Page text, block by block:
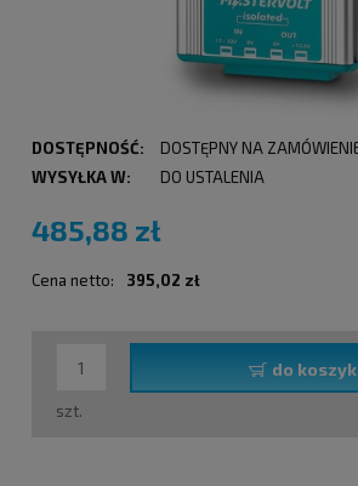
DOSTĘPNOŚĆ:
DOSTĘPNY NA
WYSYŁKA W:
DO USTALENIA
485,88 zł
Cena netto: 395,02 zł
szt.
do